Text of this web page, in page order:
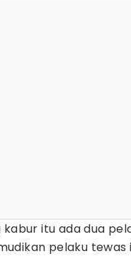
itu ada dua
pelaku